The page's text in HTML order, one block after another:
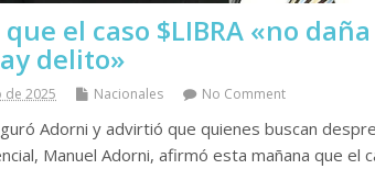
el caso $LIBRA «no
delito»
de 2025 Nacionales No Comment
Adorni y advirtió que quienes buscan
Manuel Adorni, afirmó esta mañana que el